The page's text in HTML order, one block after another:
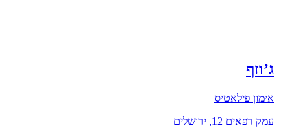
ג’וזף
אימון פילאטיס
עמק רפאים 12, ירושלים